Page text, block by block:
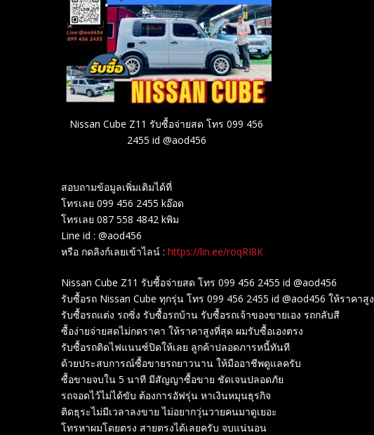
Nissan Cube Z11 รับซื้อจ่ายสด โทร 099 456
2455 id @aod456
สอบถามข้อมูลเพิ่มเติมได้ที่
โทรเลย 099 456 2455 kอ๊อด
โทรเลย 087 558 4842 kพิม
Line id : @aod456
หรือ กดลิงก์เลยเข้าไลน์ : https://lin.ee/roqRI8K
Nissan Cube Z11 รับซื้อจ่ายสด โทร 099 456 2455 id @aod456
รับซื้อรถ Nissan Cube ทุกรุ่น โทร 099 456 2455 id @aod456 ให้ราคาสูง
รับซื้อรถแต่ง รถซิ่ง รับซื้อรถบ้าน รับซื้อรถเจ้าของขายเอง รถกลับสี
ซื้อง่ายจ่ายสดไม่กดราคา ให้ราคาสูงที่สุด ผมรับซื้อเองตรง
รับซื้อรถติดไฟแนนซ์ปิดให้เลย ลูกค้าปลอดภารหนี้ทันที
ด้วยประสบการณ์ซื้อขายรถยาวนาน ให้มืออาชีพดูแลครับ
ซื้อขายจบใน 5 นาที มีสัญญาซื้อขาย ชัดเจนปลอดภัย
รถจอดไว้ไม่ได้ขับ ต้องการอัฟรุ่น หาเงินหมุนธุรกิจ
ติดธุระไม่มีเวลาลงขาย ไม่อยากวุ่นวายคนมาดูเยอะ
โทรหาผมโดยตรง สายตรงได้เลยครับ จบแน่นอน